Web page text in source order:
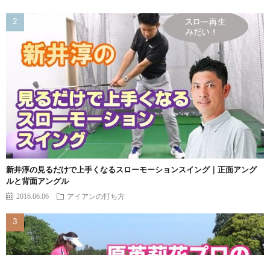
新井淳の見るだけで上手くなるスローモーションスイング｜正面アング
ルと背面アングル
2016.06.06 アイアンの打ち方